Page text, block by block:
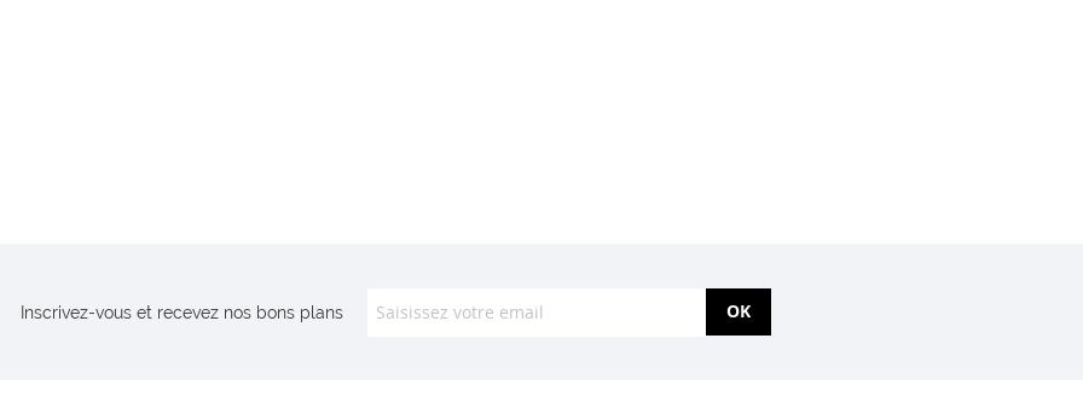
Inscrivez-vous et recevez nos bons plans OK